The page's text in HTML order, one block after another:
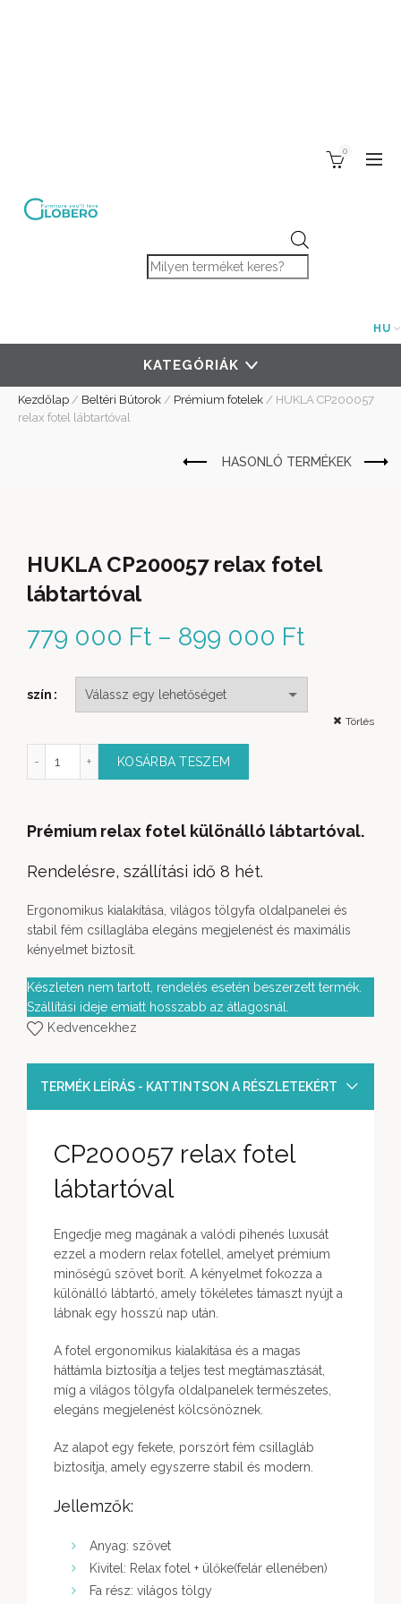
Products search
0
HU
KATEGÓRIÁK
Kezdőlap / Beltéri Bútorok / Prémium fotelek / HUKLA CP200057
relax fotel lábtartóval
HUKLA CP200057 relax fotel
lábtartóval
779 000 Ft – 899 000 Ft
779
899
szín
Törlés
relax fotel lábtartóval mennyiség
KOSÁRBA TESZEM
Prémium relax fotel különálló lábtartóval.
Rendelésre, szállítási idő 8 hét.
Ergonomikus kialakítása, világos tölgyfa oldalpanelei és
stabil fém csillaglába elegáns megjelenést és maximális
kényelmet biztosít.
Készleten nem tartott, rendelés esetén beszerzett termék.
Szállítási ideje emiatt hosszabb az átlagosnál.
Kedvencekhez
TERMÉK LEÍRÁS - KATTINTSON A RÉSZLETEKÉRT
CP200057 relax fotel
lábtartóval
Engedje meg magának a valódi pihenés luxusát
ezzel a modern relax fotellel, amelyet prémium
minőségű szövet borít. A kényelmet fokozza a
különálló lábtartó, amely tökéletes támaszt nyújt a
lábnak egy hosszú nap után.
A fotel ergonomikus kialakítása és a magas
háttámla biztosítja a teljes test megtámasztását,
míg a világos tölgyfa oldalpanelek természetes,
elegáns megjelenést kölcsönöznek.
Az alapot egy fekete, porszórt fém csillagláb
biztosítja, amely egyszerre stabil és modern.
Jellemzők:
Anyag: szövet
Kivitel: Relax fotel + ülőke(felár ellenében)
Fa rész: világos tölgy